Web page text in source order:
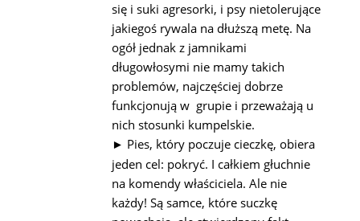
się i suki agresorki, i psy nietolerujące
jakiegoś rywala na dłuższą metę. Na
ogół jednak z jamnikami
długowłosymi nie mamy takich
problemów, najczęściej dobrze
funkcjonują w grupie i przeważają u
nich stosunki kumpelskie.
► Pies, który poczuje cieczkę, obiera
jeden cel: pokryć. I całkiem głuchnie
na komendy właściciela. Ale nie
każdy! Są samce, które suczkę